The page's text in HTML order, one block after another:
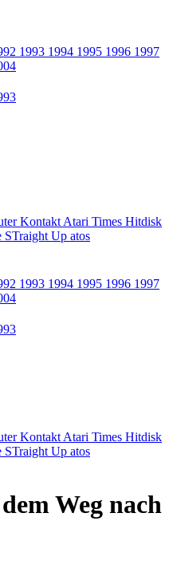
1993 1994 1995 1996 1997
Kontakt Atari Times Hitdisk
STraight Up atos
1993 1994 1995 1996 1997
Kontakt Atari Times Hitdisk
STraight Up atos
Weg nach